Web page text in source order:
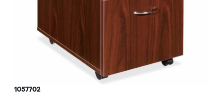
1057702